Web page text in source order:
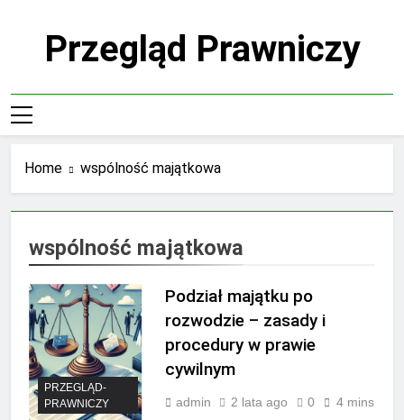
Przegląd Prawniczy
Home wspólność majątkowa
wspólność majątkowa
PRZEGLĄD-
PRAWNICZY
Podział majątku po
rozwodzie – zasady i
procedury w prawie
cywilnym
admin 2 lata ago 0 4 mins